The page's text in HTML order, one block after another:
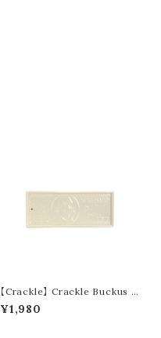
【Crackle】 Crackle Buckus T
ray
¥1,980